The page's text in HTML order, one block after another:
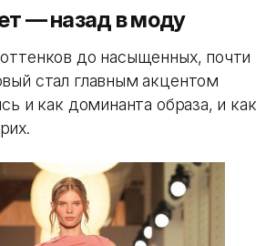
— назад в моду
до насыщенных, почти
стал главным акцентом
и как доминанта образа, и как